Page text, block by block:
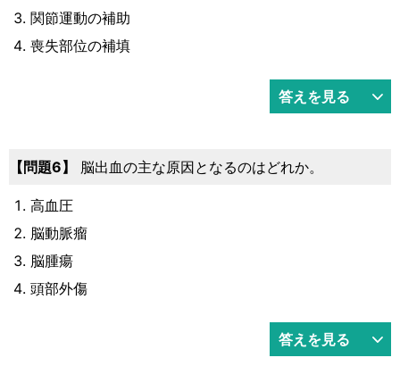
関節運動の補助
喪失部位の補填
答えを見る
6 脳出血の主な原因となるのはどれか。
高血圧
脳動脈瘤
脳腫瘍
頭部外傷
答えを見る